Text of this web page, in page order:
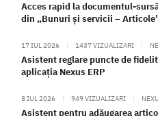
Acces rapid la documentul-
din „Bunuri și servicii –
17 IUL 2026 | 1437 VIZUALIZARI |
Asistent reglare puncte de
aplicația Nexus ERP
8 IUL 2026 | 949 VIZUALIZARI |
Asistent pentru adăugarea